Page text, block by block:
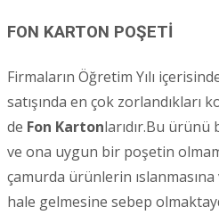
FON KARTON POŞETİ
Firmaların Öğretim Yılı
satışında en çok zorlandıkları
de Fon Kartonlarıdır.Bu ürünü
ve ona uygun bir poşetin
çamurda ürünlerin
hale gelmesine sebep